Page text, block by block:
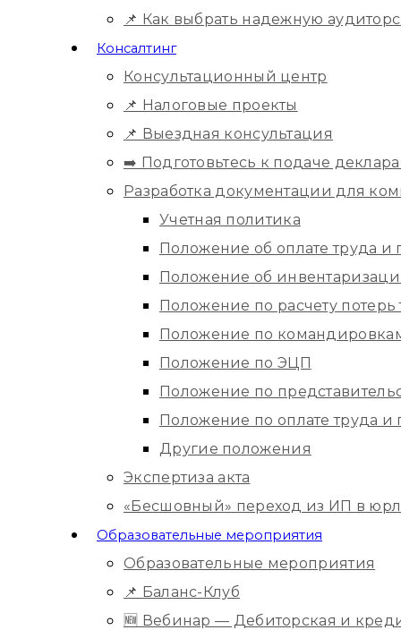
📌 Как выбрать надежную
Консалтинг
Консультационный центр
📌 Налоговые проекты
📌 Выездная консультация
➡️ Подготовьтесь к подаче
Разработка документации для
Учетная политика
Положение об оплате труда
Положение об
Положение по расчету
Положение по
Положение по ЭЦП
Положение по
Положение по оплате труда
Другие положения
Экспертиза акта
«Бесшовный» переход из ИП в
Образовательные мероприятия
Образовательные мероприятия
📌 Баланс-Клуб
🆕 Вебинар — Дебиторская и